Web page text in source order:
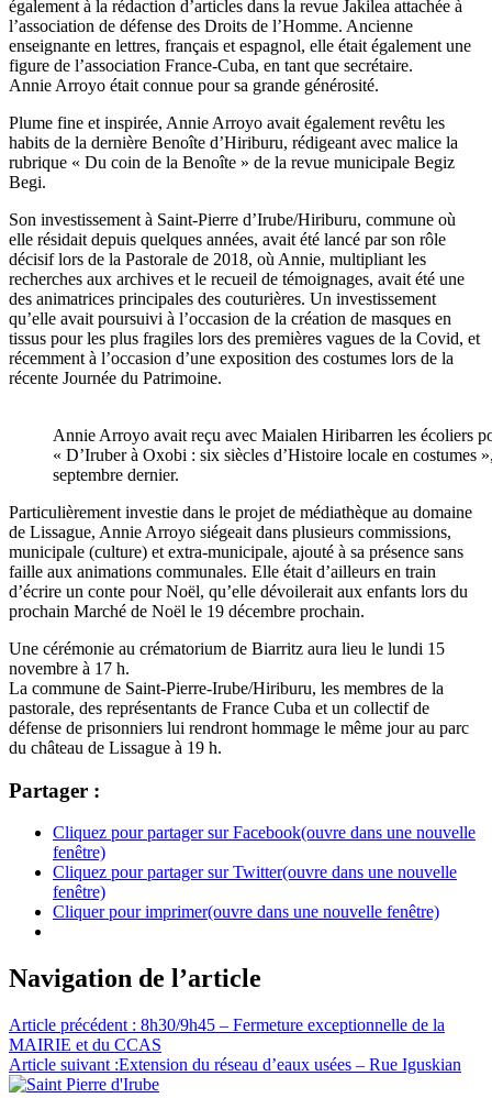
également à la rédaction d’articles dans la revue Jakilea attachée à
l’association de défense des Droits de l’Homme. Ancienne
enseignante en lettres, français et espagnol, elle était également une
figure de l’association France-Cuba, en tant que secrétaire.
Annie Arroyo était connue pour sa grande générosité.
Plume fine et inspirée, Annie Arroyo avait également revêtu les
habits de la dernière Benoîte d’Hiriburu, rédigeant avec malice la
rubrique « Du coin de la Benoîte » de la revue municipale Begiz
Begi.
Son investissement à Saint-Pierre d’Irube/Hiriburu, commune où
elle résidait depuis quelques années, avait été lancé par son rôle
décisif lors de la Pastorale de 2018, où Annie, multipliant les
recherches aux archives et le recueil de témoignages, avait été une
des animatrices principales des couturières. Un investissement
qu’elle avait poursuivi à l’occasion de la création de masques en
tissus pour les plus fragiles lors des premières vagues de la Covid, et
récemment à l’occasion d’une exposition des costumes lors de la
récente Journée du Patrimoine.
Annie Arroyo avait reçu avec Maialen Hiribarren les écoliers
« D’Iruber à Oxobi : six siècles d’Histoire locale en costumes
septembre dernier.
Particulièrement investie dans le projet de médiathèque au domaine
de Lissague, Annie Arroyo siégeait dans plusieurs commissions,
municipale (culture) et extra-municipale, ajouté à sa présence sans
faille aux animations communales. Elle était d’ailleurs en train
d’écrire un conte pour Noël, qu’elle dévoilerait aux enfants lors du
prochain Marché de Noël le 19 décembre prochain.
Une cérémonie au crématorium de Biarritz aura lieu le lundi 15
novembre à 17 h.
La commune de Saint-Pierre-Irube/Hiriburu, les membres de la
pastorale, des représentants de France Cuba et un collectif de
défense de prisonniers lui rendront hommage le même jour au parc
du château de Lissague à 19 h.
Partager :
Cliquez pour partager sur Facebook(ouvre dans une nouvelle
fenêtre)
Cliquez pour partager sur Twitter(ouvre dans une nouvelle
fenêtre)
Cliquer pour imprimer(ouvre dans une nouvelle fenêtre)
Navigation de l’article
Article précédent : 8h30/9h45 – Fermeture exceptionnelle de la
MAIRIE et du CCAS
Article suivant :Extension du réseau d’eaux usées – Rue Iguskian